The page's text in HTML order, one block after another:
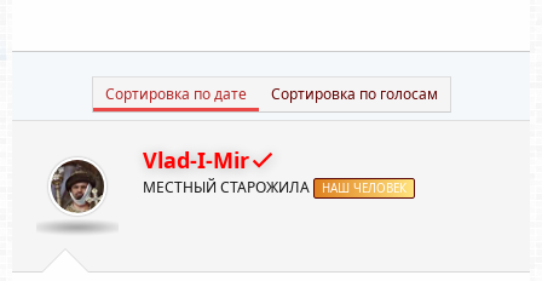
Сортировка по дате Сортировка по голосам
Vlad-I-Mir
МЕСТНЫЙ СТАРОЖИЛА НАШ ЧЕЛОВЕК